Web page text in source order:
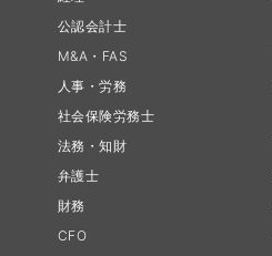
公認会計士
M&A・FAS
人事・労務
社会保険労務士
法務・知財
弁護士
財務
CFO